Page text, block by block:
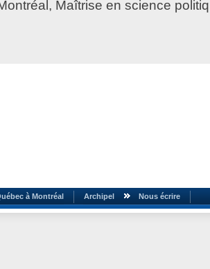
Maîtrise en science
à Montréal Archipel Nous écrire